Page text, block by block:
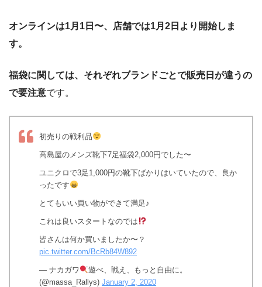
オンラインは1月1日〜、店舗では1月2日より開始しま
す。
福袋に関しては、それぞれブランドごとで販売日が違うの
で要注意です。
初売りの戦利品
高島屋のメンズ靴下7足福袋2,000円でした〜
ユニクロで3足1,000円の靴下ばかりはいていたので、良か
ったです
とてもいい買い物ができて満足♪
これは良いスタートなのでは
皆さんは何か買いましたか〜？
pic.twitter.com/BcRb84W892
— ナカガワ
遊べ、戦え、もっと自由に。
(@massa_Rallys) January 2, 2020